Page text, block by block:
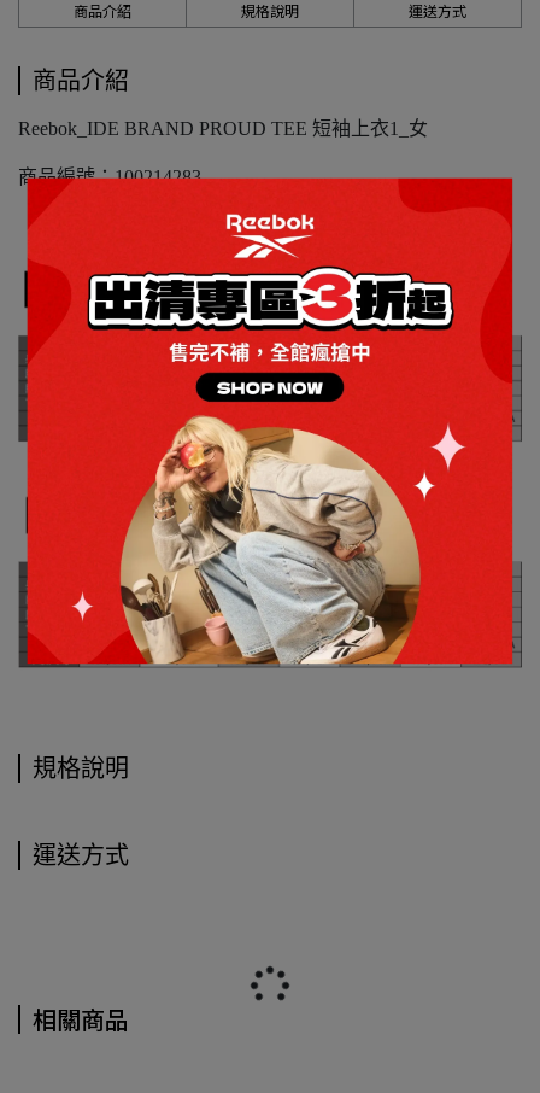
商品介紹 規格說明 運送方式
商品介紹
Reebok_IDE BRAND PROUD TEE 短袖上衣1_女
商品編號：100214283
規格說明
運送方式
相關商品